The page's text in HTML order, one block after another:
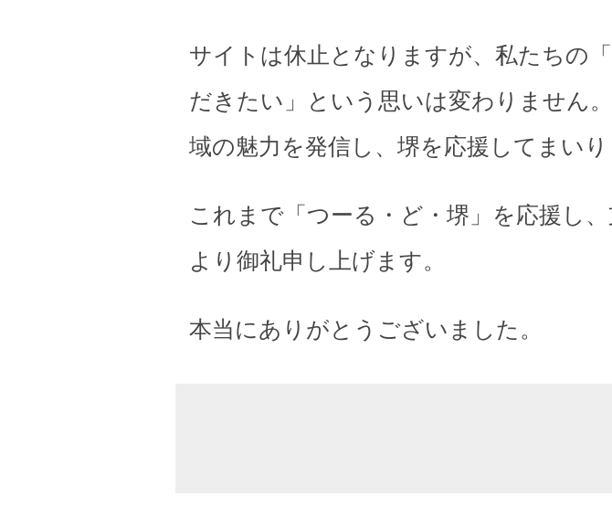
サイトは休止となりますが、私たちの
だきたい」という思いは変わりません
域の魅力を発信し、堺を応援してまいり
これまで「つーる・ど・堺」を応援し
より御礼申し上げます。
本当にありがとうございました。